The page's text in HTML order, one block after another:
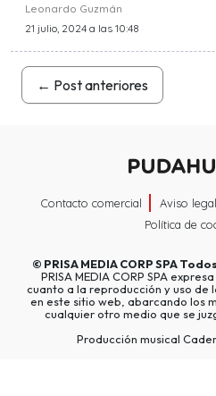
Leonardo Guzmán
21 julio, 2024 a las 10:48
← Post anteriores
Contacto comercial Aviso legal
Política de
© PRISA MEDIA CORP SPA
PRISA MEDIA CORP SPA
cuanto a la reproducción y uso de
en este sitio web, abarcando los
cualquier otro medio que se
Producción musical